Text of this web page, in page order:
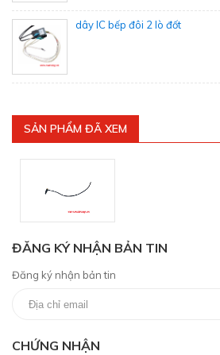
dây IC bếp đôi 2 lò đốt
SẢN PHẨM ĐÃ XEM
ĐĂNG KÝ NHẬN BẢN TIN
Đăng ký nhận bản tin
CHỨNG NHẬN